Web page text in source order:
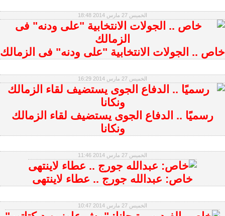
الخميس 27 مارس 2014 18:48
خاص .. الجولات الانتخابية "على ودنه" فى الزمالك
الخميس 27 مارس 2014 16:29
رسميًا .. الدفاع الجوى يستضيف لقاء الزمالك
ونكانا
الخميس 27 مارس 2014 11:46
خاص: عبدالله جورج .. عطاء لاينتهى
الخميس 27 مارس 2014 10:47